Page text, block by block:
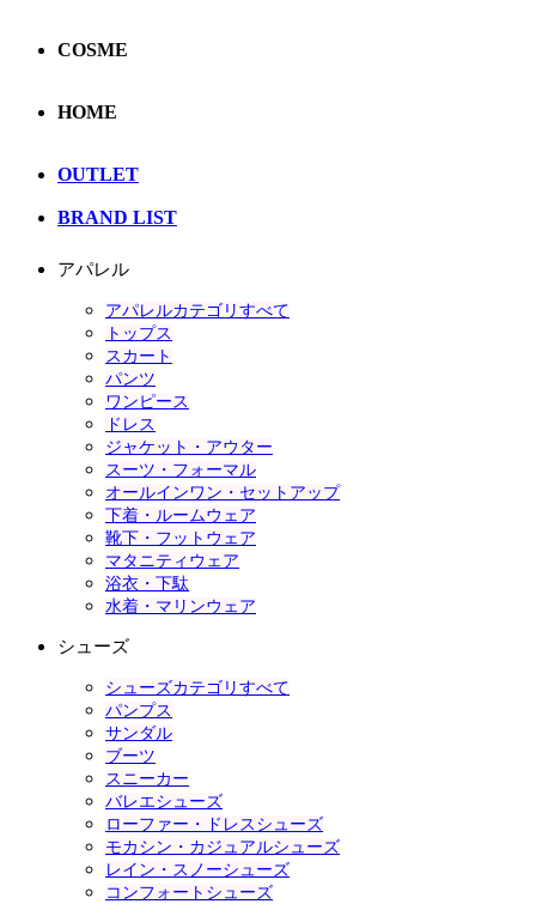
COSME
HOME
OUTLET
BRAND LIST
アパレル
アパレルカテゴリすべて
トップス
スカート
パンツ
ワンピース
ドレス
ジャケット・アウター
スーツ・フォーマル
オールインワン・セットアップ
下着・ルームウェア
靴下・フットウェア
マタニティウェア
浴衣・下駄
水着・マリンウェア
シューズ
シューズカテゴリすべて
パンプス
サンダル
ブーツ
スニーカー
バレエシューズ
ローファー・ドレスシューズ
モカシン・カジュアルシューズ
レイン・スノーシューズ
コンフォートシューズ